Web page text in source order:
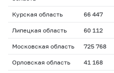
Курская область 66 447
Липецкая область 60 112
Московская область 725 768
Орловская область 41 168